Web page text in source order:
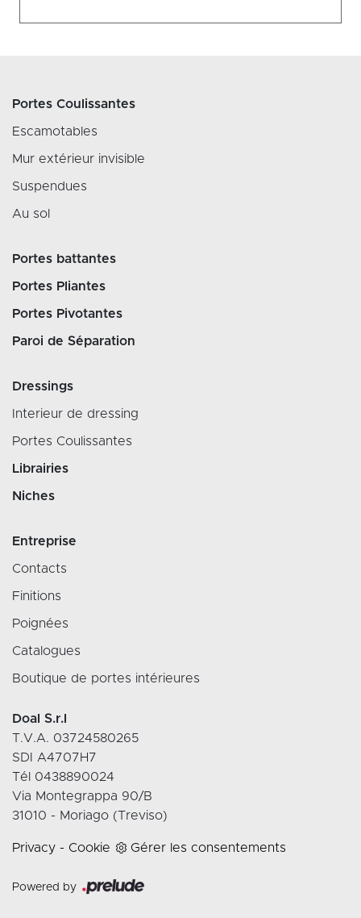
Portes Coulissantes
Escamotables
Mur extérieur invisible
Suspendues
Au sol
Portes battantes
Portes Pliantes
Portes Pivotantes
Paroi de Séparation
Dressings
Interieur de dressing
Portes Coulissantes
Librairies
Niches
Entreprise
Contacts
Finitions
Poignées
Catalogues
Boutique de portes intérieures
Doal S.r.l
T.V.A. 03724580265
SDI A4707H7
Tél 0438890024
Via Montegrappa 90/B
31010 - Moriago (Treviso)
Privacy - Cookie Gérer les consentements
Powered by